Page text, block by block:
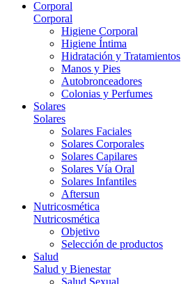
Corporal
Corporal
Higiene Corporal
Higiene Íntima
Hidratación y Tratamientos
Manos y Pies
Autobronceadores
Colonias y Perfumes
Solares
Solares
Solares Faciales
Solares Corporales
Solares Capilares
Solares Vía Oral
Solares Infantiles
Aftersun
Nutricosmética
Nutricosmética
Objetivo
Selección de productos
Salud
Salud y Bienestar
Salud Sexual